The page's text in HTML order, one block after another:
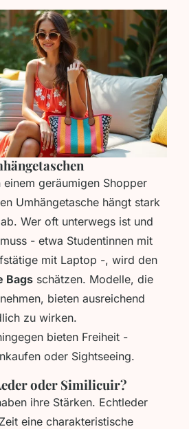
geräumigen Shopper
Umhängetasche hängt stark
Wer oft unterwegs ist und
- etwa Studentinnen mit
mit Laptop -, wird den
Bags schätzen. Modelle, die
bieten ausreichend
zu wirken.
bieten Freiheit -
oder Sightseeing.
oder Similicuir?
ihre Stärken. Echtleder
eine charakteristische